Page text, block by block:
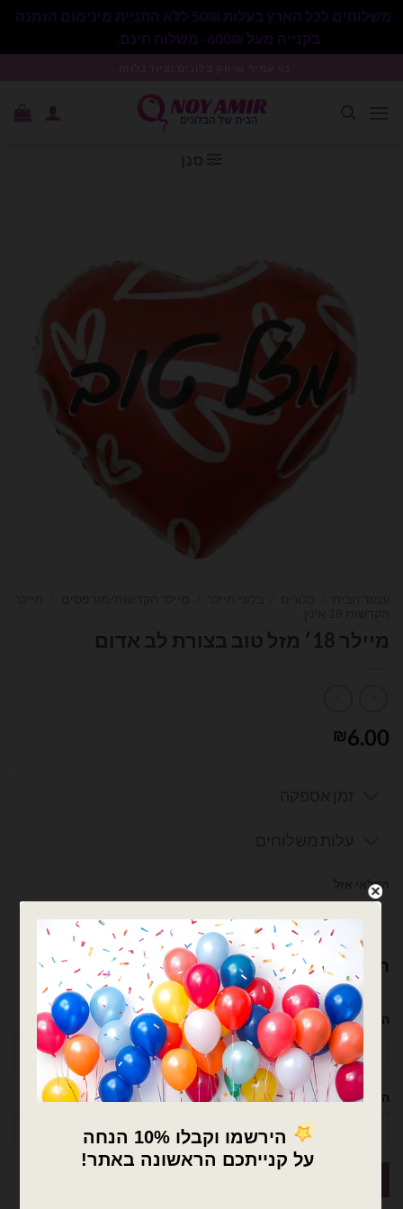
משלוחים לכל הארץ בעלות 50₪ ללא התניית מינימום הזמנה.
בקנייה מעל 600₪- משלוח חינם.
מיילר 18׳ מזל טוב בצורת לב אדום
₪6.00
המלאי אזל
צרפו אותי לרשימת המתנה
רוצה עזרה לארגן אירוע מושלם? נשמח לעזור!
השם שלך
הטלפון שלך